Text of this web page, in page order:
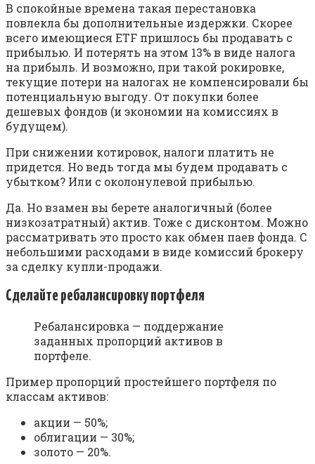
В спокойные времена такая перестановка
повлекла бы дополнительные издержки. Скорее
всего имеющиеся ETF пришлось бы продавать с
прибылью. И потерять на этом 13% в виде налога
на прибыль. И возможно, при такой рокировке,
текущие потери на налогах не компенсировали бы
потенциальную выгоду. От покупки более
дешевых фондов (и экономии на комиссиях в
будущем).
При снижении котировок, налоги платить не
придется. Но ведь тогда мы будем продавать с
убытком? Или с околонулевой прибылью.
Да. Но взамен вы берете аналогичный (более
низкозатратный) актив. Тоже с дисконтом. Можно
рассматривать это просто как обмен паев фонда. С
небольшими расходами в виде комиссий брокеру
за сделку купли-продажи.
Сделайте ребалансировку портфеля
Ребалансировка — поддержание
заданных пропорций активов в
портфеле.
Пример пропорций простейшего портфеля по
классам активов:
акции — 50%;
облигации — 30%;
золото — 20%.